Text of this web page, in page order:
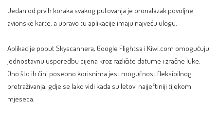
Jedan od prvih koraka svakog putovanja je pronalazak povoljne
avionske karte, a upravo tu aplikacije imaju najveću ulogu.
Aplikacije poput Skyscannera, Google Flightsa i Kiwi.com omogućuju
jednostavnu usporedbu cijena kroz različite datume i zračne luke.
Ono što ih čini posebno korisnima jest mogućnost fleksibilnog
pretraživanja, gdje se lako vidi kada su letovi najjeftiniji tijekom
mjeseca.